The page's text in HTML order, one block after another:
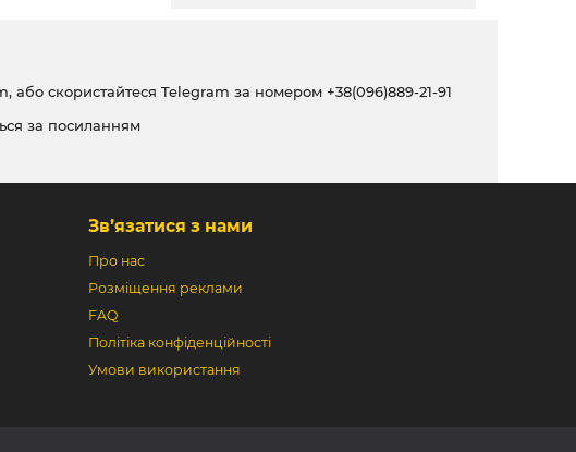
, або скористайтеся Telegram за номером +38(096)889-21-91
за посиланням
Зв’язатися з нами
Про нас
Розміщення реклами
FAQ
Політіка конфіденційності
Умови використання